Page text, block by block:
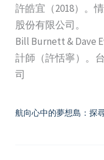
許皓宜（2018）。
股份有限公司。
Bill Burnett & Dave
計師（許恬寧）。
司
航向心中的夢想島：探